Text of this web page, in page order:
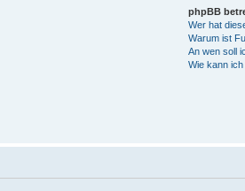
phpBB
Wer hat
Warum ist
An wen soll
Wie kann